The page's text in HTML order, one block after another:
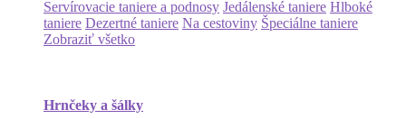
Servírovacie taniere a podnosy Jedálenské taniere Hlboké
taniere Dezertné taniere Na cestoviny Špeciálne taniere
Zobraziť všetko
Hrnčeky a šálky